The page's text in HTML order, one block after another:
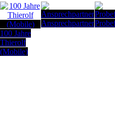
100 Jahre
Thierolf
(Mobile)
Ansprechpartner